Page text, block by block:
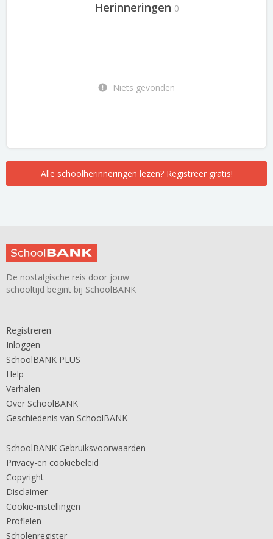
Herinneringen 0
Niets gevonden
Alle schoolherinneringen lezen? Registreer gratis!
De nostalgische reis door jouw
schooltijd begint bij SchoolBANK
Registreren
Inloggen
SchoolBANK PLUS
Help
Verhalen
Over SchoolBANK
Geschiedenis van SchoolBANK
SchoolBANK Gebruiksvoorwaarden
Privacy-en cookiebeleid
Copyright
Disclaimer
Cookie-instellingen
Profielen
Scholenregister